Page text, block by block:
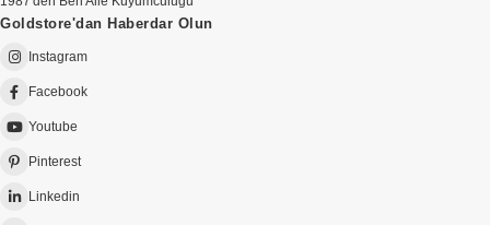
Goldstore'dan Haberdar Olun
Instagram
Facebook
Youtube
Pinterest
Linkedin